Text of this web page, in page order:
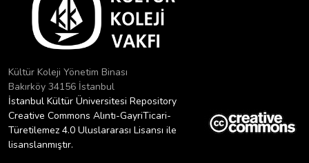
Kültür Koleji Yönetim Binası
Bakırköy 34156 İstanbul
İstanbul Kültür Üniversitesi Repository
Creative Commons Alıntı-GayriTicari-
Türetilemez 4.0 Uluslararası Lisansı ile
lisanslanmıştır.